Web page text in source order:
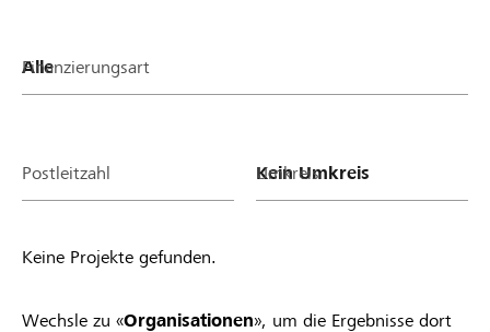
Finanzierungsart
Postleitzahl Umkreis
Keine Projekte gefunden.
Wechsle zu «Organisationen», um die Ergebnisse dort